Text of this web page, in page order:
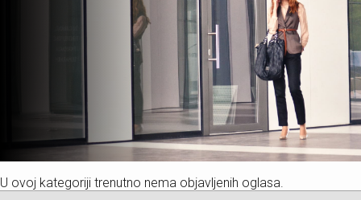
U ovoj kategoriji trenutno nema objavljenih oglasa.